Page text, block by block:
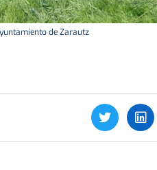
de Zarautz